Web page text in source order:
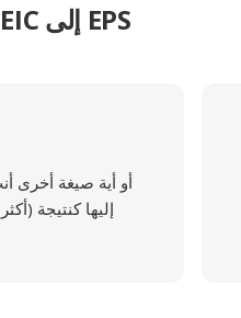
كيفية تحويل HEIC إلى EPS
إليها كنتيجة (أكثر من 200 صيغة